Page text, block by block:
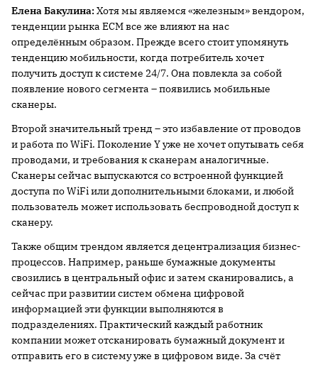
Елена Бакулина:Хотя мы являемся «железным» вендором,
тенденции рынка ЕСМ все же влияют на нас
определённым образом. Прежде всего стоит упомянуть
тенденцию мобильности, когда потребитель хочет
получить доступ к системе 24/7. Она повлекла за собой
появление нового сегмента – появились мобильные
сканеры.
Второй значительный тренд – это избавление от проводов
и работа по WiFi. Поколение Y уже не хочет опутывать себя
проводами, и требования к сканерам аналогичные.
Сканеры сейчас выпускаются со встроенной функцией
доступа по WiFi или дополнительными блоками, и любой
пользователь может использовать беспроводной доступ к
сканеру.
Также общим трендом является децентрализация бизнес-
процессов. Например, раньше бумажные документы
свозились в центральный офис и затем сканировались, а
сейчас при развитии систем обмена цифровой
информацией эти функции выполняются в
подразделениях. Практический каждый работник
компании может отсканировать бумажный документ и
отправить его в систему уже в цифровом виде. За счёт